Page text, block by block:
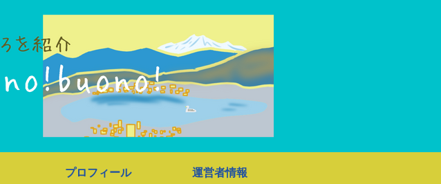
プロフィール 運営者情報